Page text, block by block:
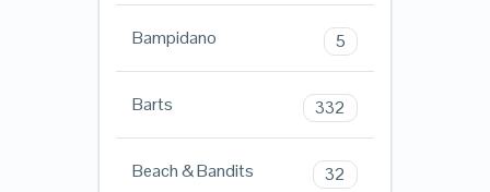
Bampidano 5
Barts 332
Beach & Bandits 32